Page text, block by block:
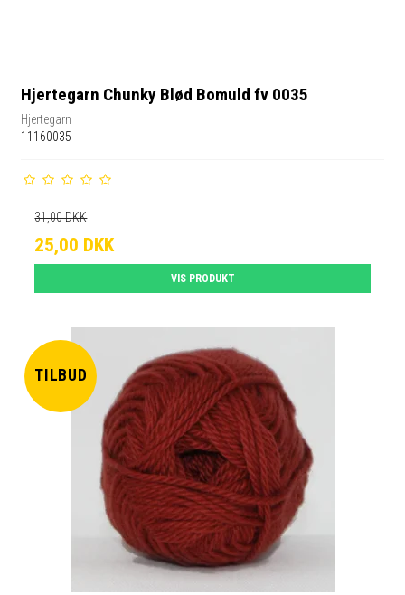
Hjertegarn Chunky Blød Bomuld fv 0035
Hjertegarn
11160035
31,00 DKK
25,00 DKK
VIS PRODUKT
TILBUD